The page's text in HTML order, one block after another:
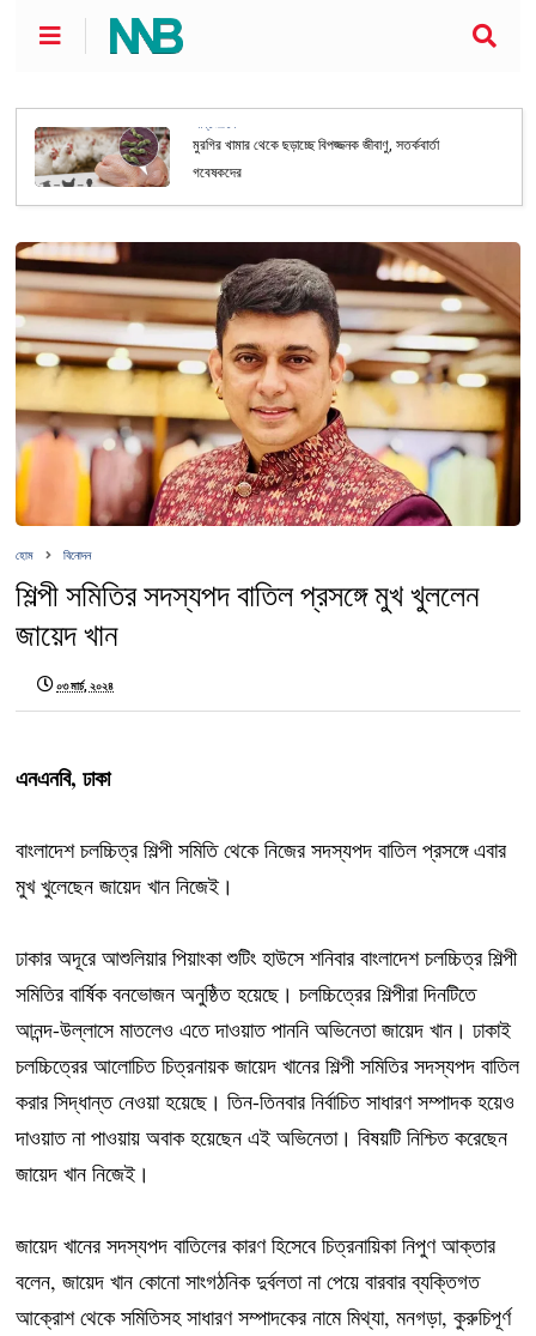
মুরগির খামার থেকে ছড়াচ্ছে বিপজ্জনক জীবাণু, সতর্কবার্তা
গবেষকদের
হোম বিনোদন
শিল্পী সমিতির সদস্যপদ বাতিল প্রসঙ্গে মুখ খুললেন
জায়েদ খান
০৩ মার্চ, ২০২৪
এনএনবি, ঢাকা
বাংলাদেশ চলচ্চিত্র শিল্পী সমিতি থেকে নিজের সদস্যপদ বাতিল প্রসঙ্গে এবার
মুখ খুলেছেন জায়েদ খান নিজেই।
ঢাকার অদূরে আশুলিয়ার পিয়াংকা শুটিং হাউসে শনিবার বাংলাদেশ চলচ্চিত্র শিল্পী
সমিতির বার্ষিক বনভোজন অনুষ্ঠিত হয়েছে। চলচ্চিত্রের শিল্পীরা দিনটিতে
আনন্দ-উল্লাসে মাতলেও এতে দাওয়াত পাননি অভিনেতা জায়েদ খান। ঢাকাই
চলচ্চিত্রের আলোচিত চিত্রনায়ক জায়েদ খানের শিল্পী সমিতির সদস্যপদ বাতিল
করার সিদ্ধান্ত নেওয়া হয়েছে। তিন-তিনবার নির্বাচিত সাধারণ সম্পাদক হয়েও
দাওয়াত না পাওয়ায় অবাক হয়েছেন এই অভিনেতা। বিষয়টি নিশ্চিত করেছেন
জায়েদ খান নিজেই।
জায়েদ খানের সদস্যপদ বাতিলের কারণ হিসেবে চিত্রনায়িকা নিপুণ আক্তার
বলেন, জায়েদ খান কোনো সাংগঠনিক দুর্বলতা না পেয়ে বারবার ব্যক্তিগত
আক্রোশ থেকে সমিতিসহ সাধারণ সম্পাদকের নামে মিথ্যা, মনগড়া, কুরুচিপূর্ণ